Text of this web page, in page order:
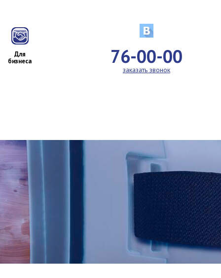
Для
бизнеса
76-00-00
заказать звонок